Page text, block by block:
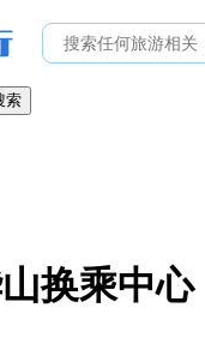
索
换乘中心